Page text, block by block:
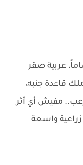
عربية صقر
قاعدة جنبه،
مفيش أي أثر
زراعية واسعة